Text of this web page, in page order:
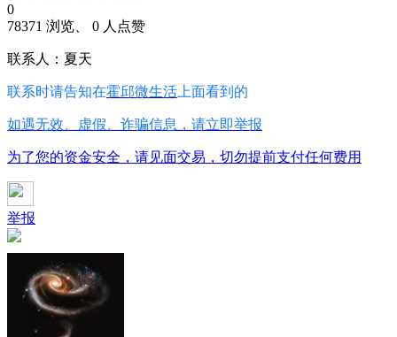
0
78371 浏览、 0 人点赞
联系人：夏天
联系时请告知在霍邱微生活 上面看到的
如遇无效、虚假、诈骗信息，请立即举报
为了您的资金安全，请见面交易，切勿提前支付任何费用
举报